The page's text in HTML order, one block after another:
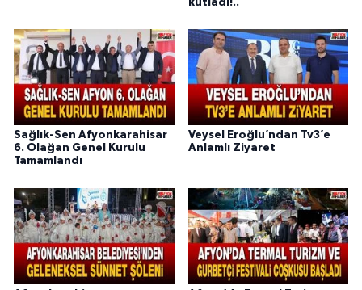
Sağlık-Sen Afyonkarahisar
6. Olağan Genel Kurulu
Tamamlandı
Veysel Eroğlu’ndan Tv3’e
Anlamlı Ziyaret